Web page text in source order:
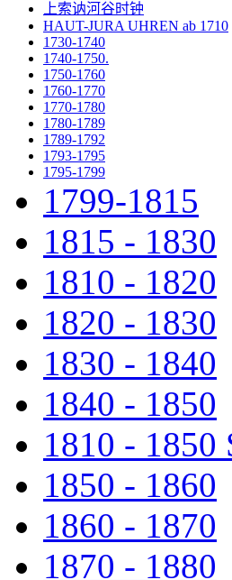
上索讷河谷时钟
HAUT-JURA UHREN ab 1710
1730-1740
1740-1750.
1750-1760
1760-1770
1770-1780
1780-1789
1789-1792
1793-1795
1795-1799
1799-1815
1815 - 1830
1810 - 1820
1820 - 1830
1830 - 1840
1840 - 1850
1810 -
1850 - 1860
1860 - 1870
1870 - 1880